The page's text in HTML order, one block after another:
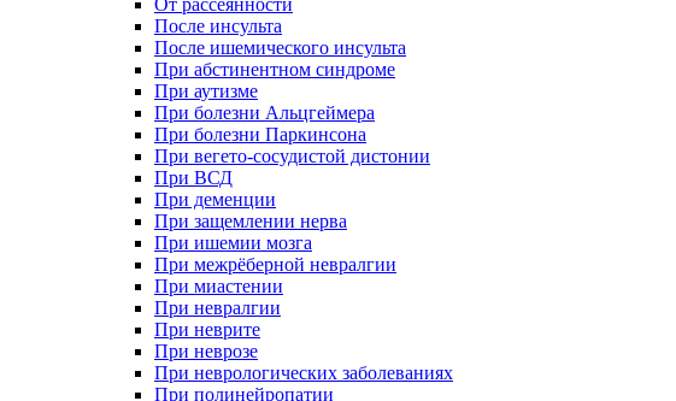
От рассеянности
После инсульта
После ишемического инсульта
При абстинентном синдроме
При аутизме
При болезни Альцгеймера
При болезни Паркинсона
При вегето-сосудистой дистонии
При ВСД
При деменции
При защемлении нерва
При ишемии мозга
При межрёберной невралгии
При миастении
При невралгии
При неврите
При неврозе
При неврологических заболеваниях
При полинейропатии